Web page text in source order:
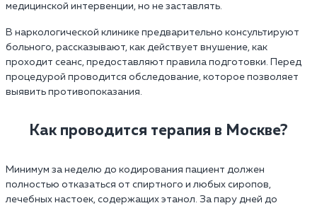
медицинской интервенции, но не заставлять.
В наркологической клинике предварительно консультируют
больного, рассказывают, как действует внушение, как
проходит сеанс, предоставляют правила подготовки. Перед
процедурой проводится обследование, которое позволяет
выявить противопоказания.
Как проводится терапия в Москве?
Минимум за неделю до кодирования пациент должен
полностью отказаться от спиртного и любых сиропов,
лечебных настоек, содержащих этанол. За пару дней до